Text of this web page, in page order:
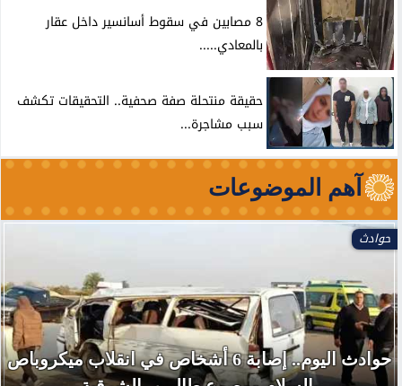
8 مصابين في سقوط أسانسير داخل عقار
بالمعادي.....
حقيقة منتحلة صفة صحفية.. التحقيقات تكشف
سبب مشاجرة...
آهم الموضوعات
حوادث
حوادث اليوم.. إصابة 6 أشخاص في انقلاب ميكروباص